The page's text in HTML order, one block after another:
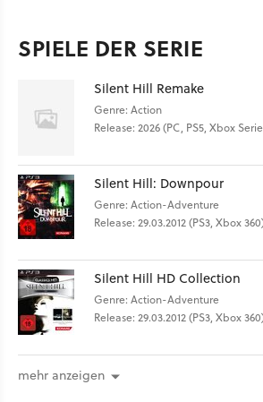
SPIELE DER SERIE
Silent Hill Remake
Genre: Action
Release: 2026 (PC, PS5, Xbox
Silent Hill: Downpour
Genre: Action-Adventure
Release: 29.03.2012 (PS3, Xbox
Silent Hill HD Collection
Genre: Action-Adventure
Release: 29.03.2012 (PS3, Xbox
mehr anzeigen